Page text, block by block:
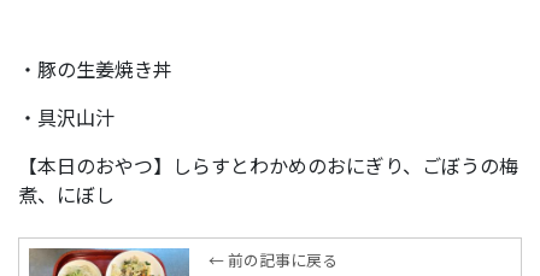
・豚の生姜焼き丼
・具沢山汁
【本日のおやつ】しらすとわかめのおにぎり、ごぼうの梅
煮、にぼし
← 前の記事に戻る